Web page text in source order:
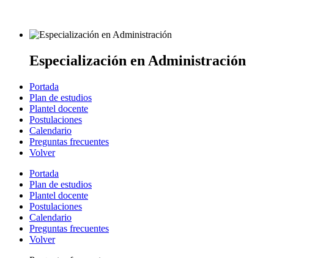
Especialización en Administración
Portada
Plan de estudios
Plantel docente
Postulaciones
Calendario
Preguntas frecuentes
Volver
Portada
Plan de estudios
Plantel docente
Postulaciones
Calendario
Preguntas frecuentes
Volver